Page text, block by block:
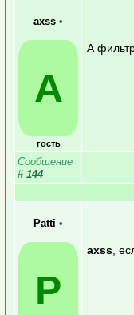
axss •
A
гость
А
Сообщение
# 144
Patti •
P
axss ,